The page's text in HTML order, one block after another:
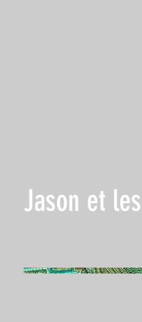
Jason et